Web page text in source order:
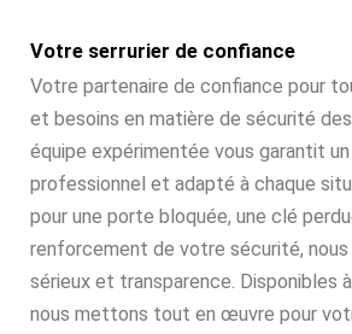
Votre serrurier de confiance
Votre partenaire de confiance pour
et besoins en matière de sécurité
équipe expérimentée vous garantit
professionnel et adapté à chaque
pour une porte bloquée, une clé
renforcement de votre sécurité,
sérieux et transparence. Disponibles
nous mettons tout en œuvre pour